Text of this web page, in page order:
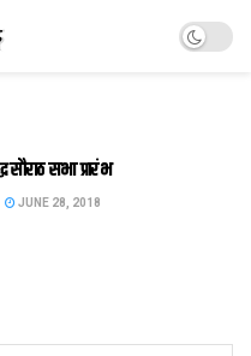
सौराठ सभा प्रारंभ
JUNE 28, 2018